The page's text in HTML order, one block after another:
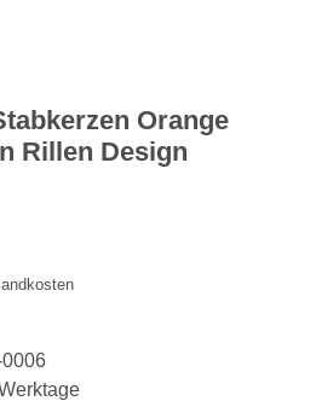
Orange
Rillen Design